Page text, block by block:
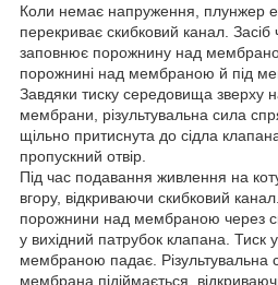
Коли немає напруження, плунжер
перекриває скибковий канал.
заповнює порожнину над
порожнині над мембраною й під
Завдяки тиску середовища зверху
мембрани, різультувальна сила
щільно притиснута до сідла
пропускний отвір.
Під час подавання живлення на
вгору, відкриваючи скибковий
порожнини над мембраною через
у вихідний патрубок клапана. Тиск
мембраною падає. Різультувальна
мембрана підіймається,